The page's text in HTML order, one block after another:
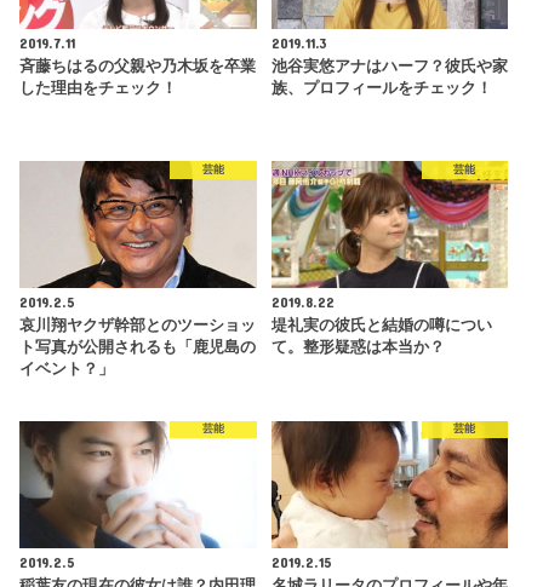
2019.7.11
斉藤ちはるの父親や乃木坂を卒業
した理由をチェック！
2019.11.3
池谷実悠アナはハーフ？彼氏や家
族、プロフィールをチェック！
芸能
2019.2.5
哀川翔ヤクザ幹部とのツーショッ
ト写真が公開されるも「鹿児島の
イベント？」
芸能
2019.8.22
堤礼実の彼氏と結婚の噂につい
て。整形疑惑は本当か？
芸能
2019.2.5
芸能
2019.2.15